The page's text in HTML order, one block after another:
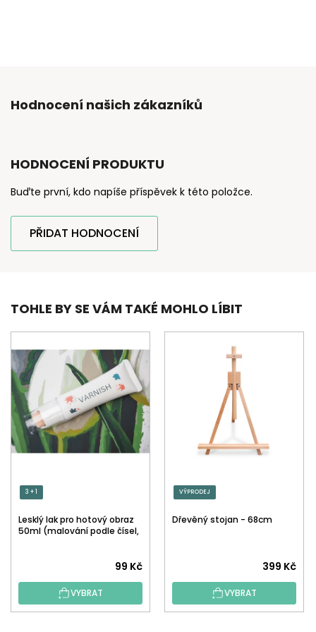
Hodnocení našich zákazníků
HODNOCENÍ PRODUKTU
Buďte první, kdo napíše příspěvek k této položce.
PŘIDAT HODNOCENÍ
TOHLE BY SE VÁM TAKÉ MOHLO LÍBIT
3 + 1
Lesklý lak pro hotový obraz
50ml (malování podle čísel,
hodnocení
produktu
je
99 Kč
VYBRAT
VÝPRODEJ
Dřevěný stojan - 68cm
399 Kč
VYBRAT